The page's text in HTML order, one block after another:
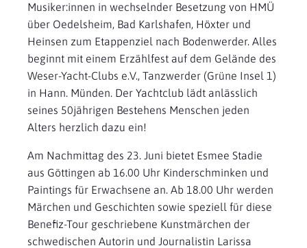
Musiker:innen in wechselnder Besetzung von HMÜ
über Oedelsheim, Bad Karlshafen, Höxter und
Heinsen zum Etappenziel nach Bodenwerder. Alles
beginnt mit einem Erzählfest auf dem Gelände des
Weser-Yacht-Clubs e.V., Tanzwerder (Grüne Insel 1)
in Hann. Münden. Der Yachtclub lädt anlässlich
seines 50jährigen Bestehens Menschen jeden
Alters herzlich dazu ein!
Am Nachmittag des 23. Juni bietet Esmee Stadie
aus Göttingen ab 16.00 Uhr Kinderschminken und
Paintings für Erwachsene an. Ab 18.00 Uhr werden
Märchen und Geschichten sowie speziell für diese
Benefiz-Tour geschriebene Kunstmärchen der
schwedischen Autorin und Journalistin Larissa